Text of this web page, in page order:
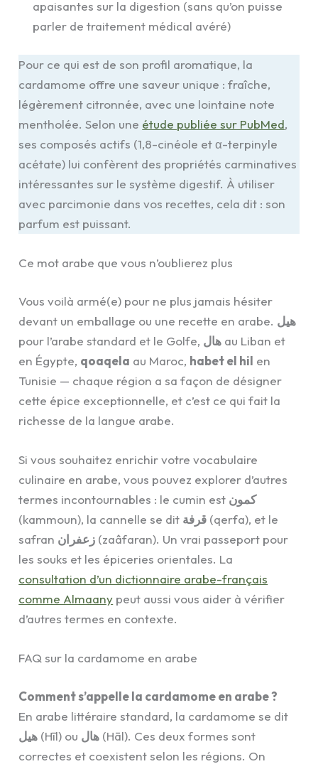
apaisantes sur la digestion (sans qu’on puisse
parler de traitement médical avéré)
Pour ce qui est de son profil aromatique, la
cardamome offre une saveur unique : fraîche,
légèrement citronnée, avec une lointaine note
mentholée. Selon une étude publiée sur PubMed,
ses composés actifs (1,8-cinéole et α-terpinyle
acétate) lui confèrent des propriétés carminatives
intéressantes sur le système digestif. À utiliser
avec parcimonie dans vos recettes, cela dit : son
parfum est puissant.
Ce mot arabe que vous n’oublierez plus
Vous voilà armé(e) pour ne plus jamais hésiter
devant un emballage ou une recette en arabe. هيل
pour l’arabe standard et le Golfe, هال au Liban et
en Égypte, qoaqela au Maroc, habet el hil en
Tunisie — chaque région a sa façon de désigner
cette épice exceptionnelle, et c’est ce qui fait la
richesse de la langue arabe.
Si vous souhaitez enrichir votre vocabulaire
culinaire en arabe, vous pouvez explorer d’autres
termes incontournables : le cumin est كمون
(kammoun), la cannelle se dit قرفة (qerfa), et le
safran زعفران (zaâfaran). Un vrai passeport pour
les souks et les épiceries orientales. La
consultation d’un dictionnaire arabe-français
comme Almaany peut aussi vous aider à vérifier
d’autres termes en contexte.
FAQ sur la cardamome en arabe
Comment s’appelle la cardamome en arabe ?
En arabe littéraire standard, la cardamome se dit
هيل (Hīl) ou هال (Hāl). Ces deux formes sont
correctes et coexistent selon les régions. On